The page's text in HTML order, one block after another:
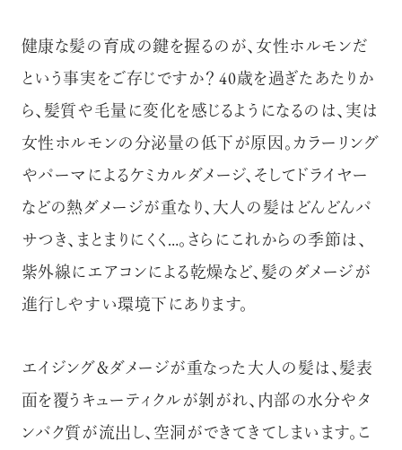
健康な髪の育成の鍵を握るのが、女性ホルモンだ
という事実をご存じですか？ 40歳を過ぎたあたりか
ら、髪質や毛量に変化を感じるようになるのは、実は
女性ホルモンの分泌量の低下が原因。カラーリング
やパーマによるケミカルダメージ、そしてドライヤー
などの熱ダメージが重なり、大人の髪はどんどんパ
サつき、まとまりにくく…。さらにこれからの季節は、
紫外線にエアコンによる乾燥など、髪のダメージが
進行しやすい環境下にあります。
エイジング＆ダメージが重なった大人の髪は、髪表
面を覆うキューティクルが剝がれ、内部の水分やタ
ンパク質が流出し、空洞ができてきてしまいます。こ